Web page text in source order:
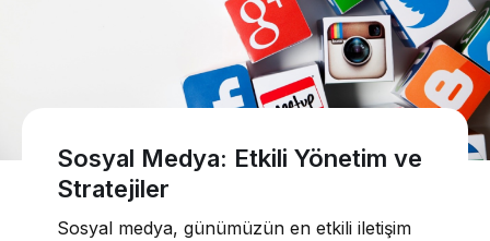
Sosyal Medya: Etkili Yönetim ve
Stratejiler
Sosyal medya, günümüzün en etkili iletişim